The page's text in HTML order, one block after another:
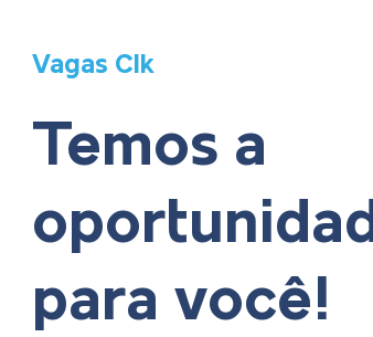
Vagas Clk
Temos a
para você!